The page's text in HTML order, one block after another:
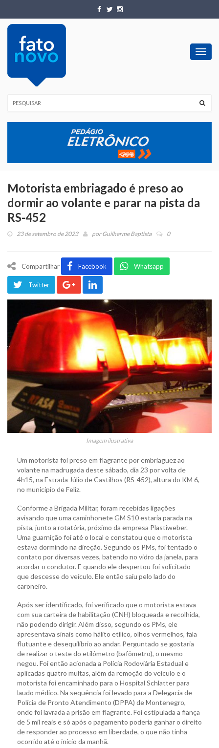
Motorista embriagado é preso ao
dormir ao volante e parar na pista da
RS-452
23 de setembro de 2023 porGuilherme Baptista 0
Compartilhar Facebook Whatsapp
Twitter
Imagem ilustrativa
Um motorista foi preso em flagrante por embriaguez ao
volante na madrugada deste sábado, dia 23 por volta de
4h15, na Estrada Júlio de Castilhos (RS-452), altura do KM 6,
no município de Feliz.
Conforme a Brigada Militar, foram recebidas ligações
avisando que uma caminhonete GM S10 estaria parada na
pista, junto a rotatória, próximo da empresa Plastiweber.
Uma guarnição foi até o local e constatou que o motorista
estava dormindo na direção. Segundo os PMs, foi tentado o
contato por diversas vezes, batendo no vidro da janela, para
acordar o condutor. E quando ele despertou foi solicitado
que descesse do veículo. Ele então saiu pelo lado do
caroneiro.
Após ser identificado, foi verificado que o motorista estava
com sua carteira de habilitação (CNH) bloqueada e recolhida,
não podendo dirigir. Além disso, segundo os PMs, ele
apresentava sinais como hálito etílico, olhos vermelhos, fala
flutuante e desequilíbrio ao andar. Perguntado se gostaria
de realizar o teste do etilômetro (bafômetro), o mesmo
negou. Foi então acionada a Polícia Rodoviária Estadual e
aplicadas quatro multas, além da remoção do veículo e o
motorista foi encaminhado para o Hospital Schlatter para
laudo médico. Na sequência foi levado para a Delegacia de
Polícia de Pronto Atendimento (DPPA) de Montenegro,
onde foi lavrada a prisão em flagrante. Foi estipulada a fiança
de 5 mil reais e só após o pagamento poderia ganhar o direito
de responder ao processo em liberdade, o que não tinha
ocorrido até o início da manhã.